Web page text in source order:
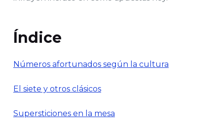
Índice
Números afortunados según la cultura
El siete y otros clásicos
Supersticiones en la mesa